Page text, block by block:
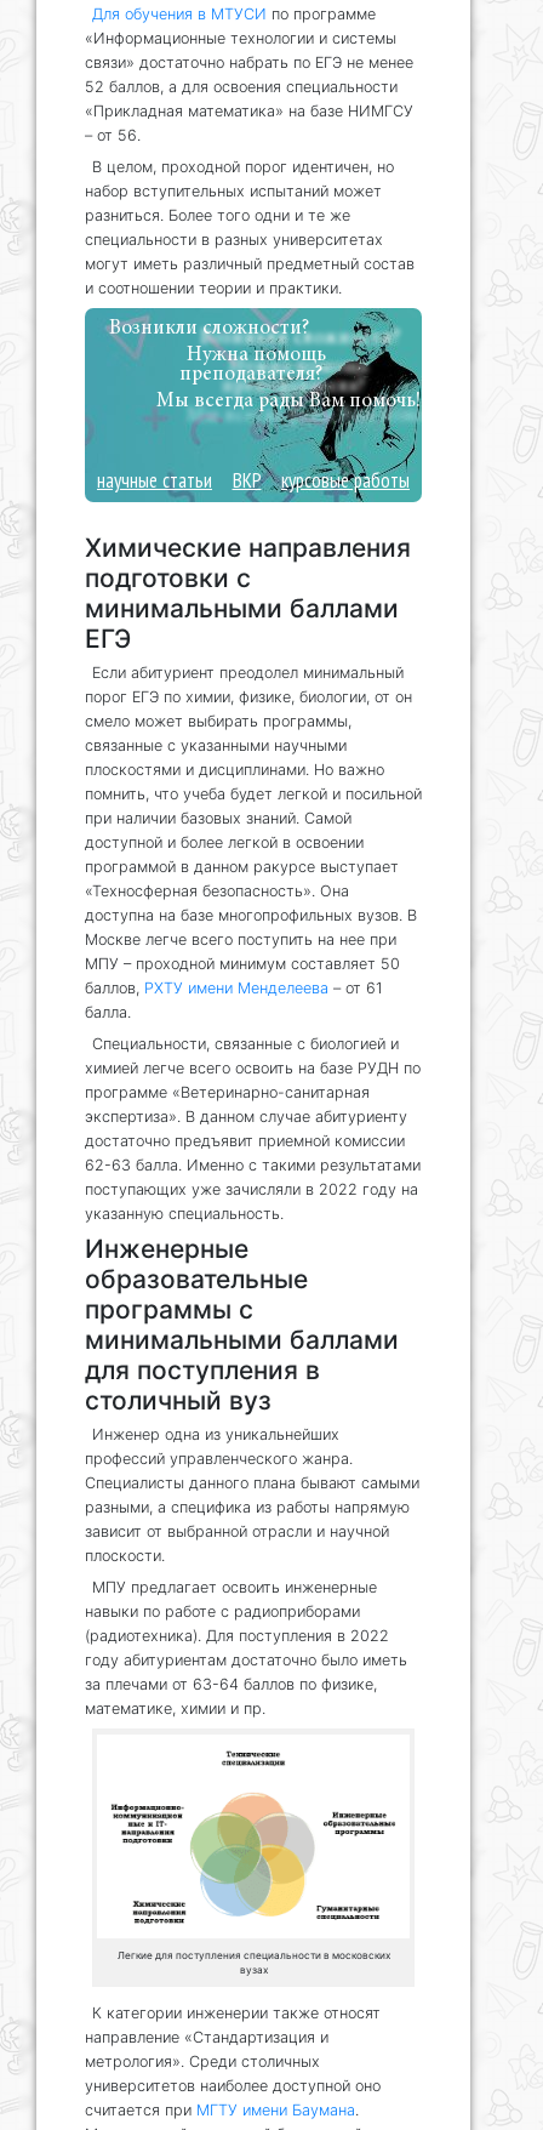
Для обучения в МТУСИ по программе
«Информационные технологии и системы
связи» достаточно набрать по ЕГЭ не менее
52 баллов, а для освоения специальности
«Прикладная математика» на базе НИМГСУ
– от 56.
В целом, проходной порог идентичен, но
набор вступительных испытаний может
разниться. Более того одни и те же
специальности в разных университетах
могут иметь различный предметный состав
и соотношении теории и практики.
Возникли сложности?
Нужна помощь
преподавателя?
Мы всегда рады Вам помочь!
научные статьи ВКР курсовые работы
Химические направления
подготовки с
минимальными баллами
ЕГЭ
Если абитуриент преодолел минимальный
порог ЕГЭ по химии, физике, биологии, от он
смело может выбирать программы,
связанные с указанными научными
плоскостями и дисциплинами. Но важно
помнить, что учеба будет легкой и посильной
при наличии базовых знаний. Самой
доступной и более легкой в освоении
программой в данном ракурсе выступает
«Техносферная безопасность». Она
доступна на базе многопрофильных вузов. В
Москве легче всего поступить на нее при
МПУ – проходной минимум составляет 50
баллов, РХТУ имени Менделеева – от 61
балла.
Специальности, связанные с биологией и
химией легче всего освоить на базе РУДН по
программе «Ветеринарно-санитарная
экспертиза». В данном случае абитуриенту
достаточно предъявит приемной комиссии
62-63 балла. Именно с такими результатами
поступающих уже зачисляли в 2022 году на
указанную специальность.
Инженерные
образовательные
программы с
минимальными баллами
для поступления в
столичный вуз
Инженер одна из уникальнейших
профессий управленческого жанра.
Специалисты данного плана бывают самыми
разными, а специфика из работы напрямую
зависит от выбранной отрасли и научной
плоскости.
МПУ предлагает освоить инженерные
навыки по работе с радиоприборами
(радиотехника). Для поступления в 2022
году абитуриентам достаточно было иметь
за плечами от 63-64 баллов по физике,
математике, химии и пр.
Легкие для поступления специальности в московских
вузах
К категории инженерии также относят
направление «Стандартизация и
метрология». Среди столичных
университетов наиболее доступной оно
считается при МГТУ имени Баумана.